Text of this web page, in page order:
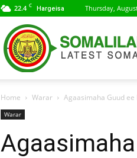
22.4 C Hargeisa Thursday,
Home Warar Agaasimaha Guud ee
Warar